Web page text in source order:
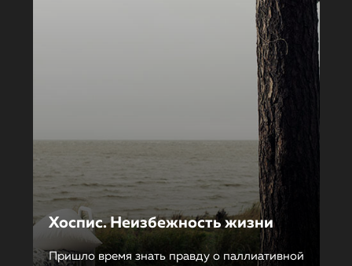
Хоспис. Неизбежность жизни
Пришло время знать правду о паллиативной